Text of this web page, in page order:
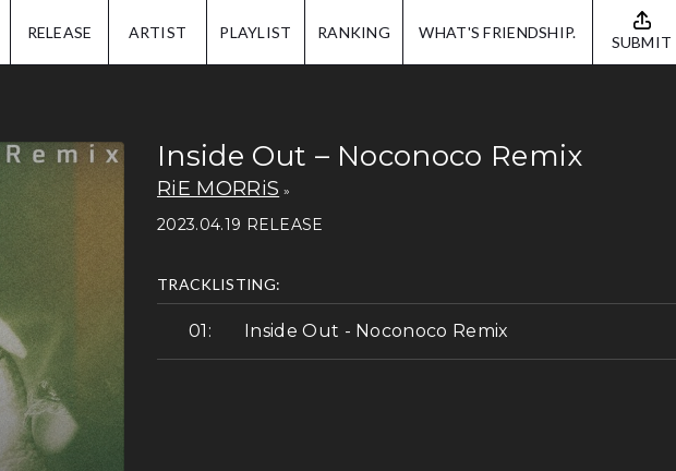
RELEASE ARTIST PLAYLIST RANKING WHAT'S FRIENDSHIP. SUBMIT
Inside Out – Noconoco Remix
RiE MORRiS
2023.04.19 RELEASE
TRACKLISTING:
Inside Out - Noconoco Remix